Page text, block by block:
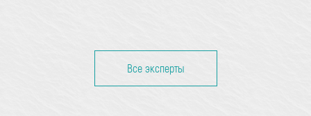
Все эксперты